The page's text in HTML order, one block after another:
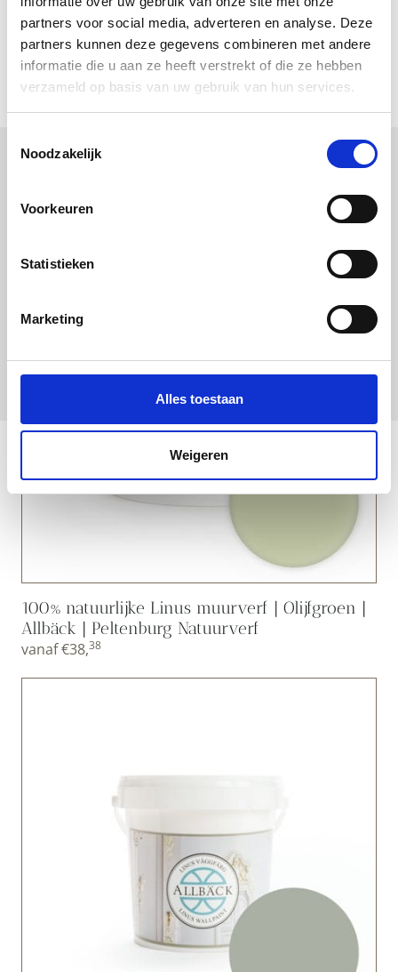
partners voor social media, adverteren en analyse. Deze
partners kunnen deze gegevens combineren met andere
informatie die u aan ze heeft verstrekt of die ze hebben
verzameld op basis van uw gebruik van hun services.
Noodzakelijk
Voorkeuren
Statistieken
Marketing
Alles toestaan
Weigeren
Allbäck Little Handbook (pdf)
Allbäck Le petit livre de la peinture (pdf)
Allbäck Kleines Handbuch (pdf)
Uitgelichte producten
100% natuurlijke Linus muurverf | Olijfgroen |
Allbäck | Peltenburg Natuurverf
vanaf€38,38